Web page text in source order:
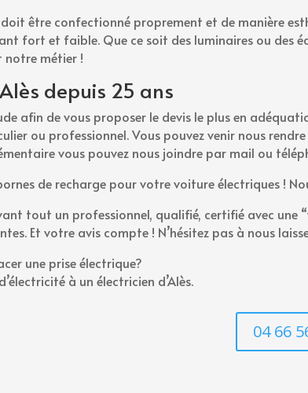
doit être confectionné proprement et de manière
fort et faible. Que ce soit des luminaires ou des
notre métier !
depuis 25 ans
afin de vous proposer le devis le plus en
ou professionnel. Vous pouvez venir nous
vous pouvez nous joindre par mail ou
de recharge pour votre voiture électriques !
tout un professionnel, qualifié, certifié avec
Et votre avis compte ! N’hésitez pas à nous
une prise électrique?
à un électricien d’Alès.
04 66